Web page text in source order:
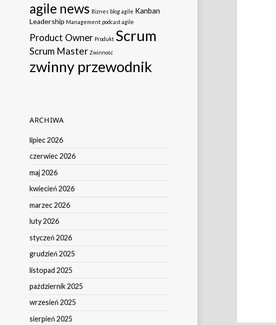
agile news Biznes blog agile Kanban
Leadership Management podcast agile
Product Owner Produkt Scrum
Scrum Master Zwinność
zwinny przewodnik
ARCHIWA
lipiec 2026
czerwiec 2026
maj 2026
kwiecień 2026
marzec 2026
luty 2026
styczeń 2026
grudzień 2025
listopad 2025
październik 2025
wrzesień 2025
sierpień 2025